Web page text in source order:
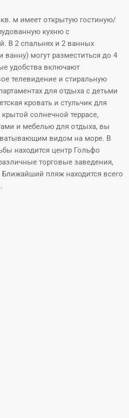
м имеет открытую гостиную/
кухню с
В 2 спальнях и 2 ванных
могут разместиться до 4
удобства включают
телевидение и стиральную
для отдыха с детьми
кровать и стульчик для
солнечной террасе,
и мебелью для отдыха, вы
видом на море. В
находится центр Гольфо
торговые заведения,
пляж находится всего